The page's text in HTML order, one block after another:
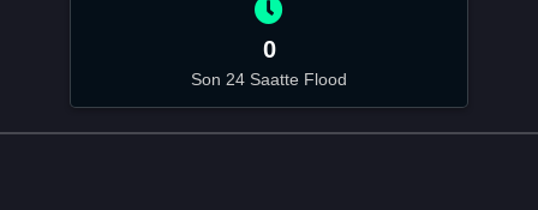
0
Son 24 Saatte Flood